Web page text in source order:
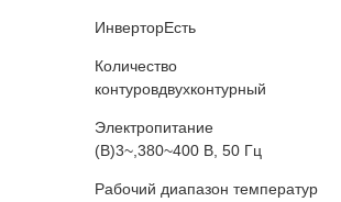
ИнверторЕсть
Количество
контуровдвухконтурный
Электропитание
(В)3~,380~400 В, 50 Гц
Рабочий диапазон температур